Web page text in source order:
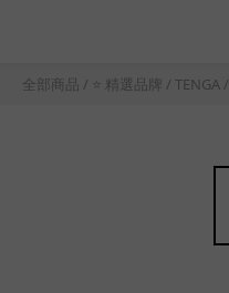
全部商品 / ⭐ 精選品牌 / TENGA /